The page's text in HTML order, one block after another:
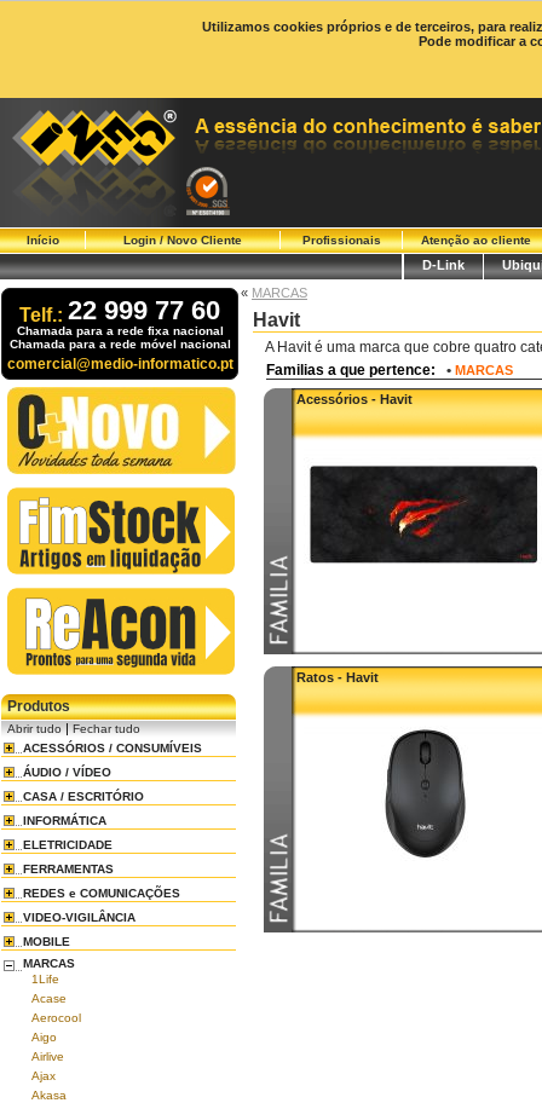
Utilizamos cookies próprios e de terceiros, para
Pode modificar a
Início Login / Novo Cliente Profissionais Atenção ao cliente
D-Link
Telf.: 22 999 77 60
Chamada para a rede fixa nacional
Chamada para a rede móvel nacional
comercial@medio-informatico.pt
Produtos
Abrir tudo|Fechar tudo
ACESSÓRIOS / CONSUMÍVEIS
ÁUDIO / VÍDEO
CASA / ESCRITÓRIO
INFORMÁTICA
ELETRICIDADE
FERRAMENTAS
REDES e COMUNICAÇÕES
VIDEO-VIGILÂNCIA
MOBILE
MARCAS
1Life
Acase
Aerocool
Aigo
Airlive
Ajax
Akasa
« MARCAS
Havit
A Havit é uma marca que cobre quatro
Familias a que pertence: • MARCAS
Acessórios - Havit
Ratos - Havit